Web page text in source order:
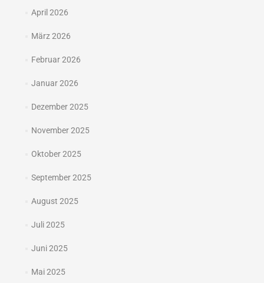
April 2026
März 2026
Februar 2026
Januar 2026
Dezember 2025
November 2025
Oktober 2025
September 2025
August 2025
Juli 2025
Juni 2025
Mai 2025